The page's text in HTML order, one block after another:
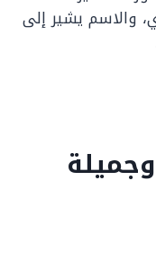
والاسم يشير إلى